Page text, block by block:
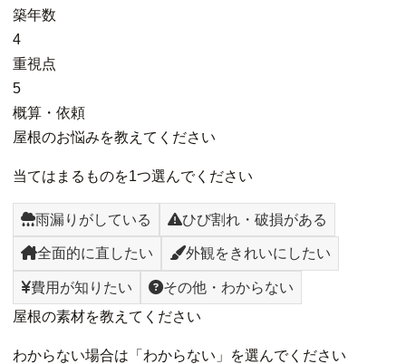
築年数
4
重視点
5
概算・依頼
屋根のお悩みを教えてください
当てはまるものを1つ選んでください
雨漏りがしている ひび割れ・破損がある
全面的に直したい 外観をきれいにしたい
費用が知りたい
その他・わからない
屋根の素材を教えてください
わからない場合は「わからない」を選んでください